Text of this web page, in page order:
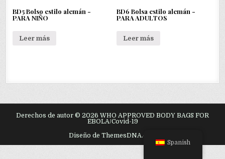
BD5 Bolso estilo alemán -
PARA NIÑO
Leer más
BD6 Bolsa estilo alemán -
PARA ADULTOS
Leer más
Derechos de autor © 2026 WHO APPROVED BODY BAGS FOR
EBOLA/Covid-19
Diseño de ThemesDNA.com
Spanish